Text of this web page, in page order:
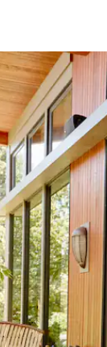
abajo o